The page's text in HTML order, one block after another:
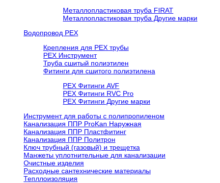
Металлопластиковая труба FIRAT
Металлопластиковая труба Другие марки
Водопровод РЕХ
Крепления для РЕХ трубы
РЕХ Инструмент
Труба сшитый полиэтилен
Фитинги для сшитого полиэтилена
PEX Фитинги AVF
РЕХ Фитинги RVC Pro
РЕХ Фитинги Другие марки
Инструмент для работы с полипропиленом
Канализация ППР ProKan Наружная
Канализация ППР Пластфитинг
Канализация ППР Политрон
Ключ трубный (газовый) и трещетка
Манжеты уплотнительные для канализации
Очистные изделия
Расходные сантехнические материалы
Тепллоизоляция